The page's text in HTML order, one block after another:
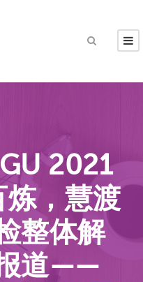
2021
炼，慧渡
整体解
道——